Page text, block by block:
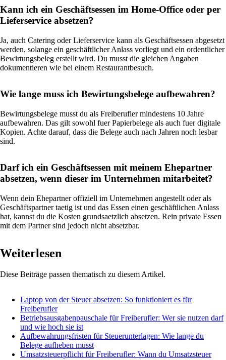
Kann ich ein Geschäftsessen im Home-Office oder per
Lieferservice absetzen?
Ja, auch Catering oder Lieferservice kann als Geschäftsessen abgesetzt
werden, solange ein geschäftlicher Anlass vorliegt und ein ordentlicher
Bewirtungsbeleg erstellt wird. Du musst die gleichen Angaben
dokumentieren wie bei einem Restaurantbesuch.
Wie lange muss ich Bewirtungsbelege aufbewahren?
Bewirtungsbelege musst du als Freiberufler mindestens 10 Jahre
aufbewahren. Das gilt sowohl fuer Papierbelege als auch fuer digitale
Kopien. Achte darauf, dass die Belege auch nach Jahren noch lesbar
sind.
Darf ich ein Geschäftsessen mit meinem Ehepartner
absetzen, wenn dieser im Unternehmen mitarbeitet?
Wenn dein Ehepartner offiziell im Unternehmen angestellt oder als
Geschäftspartner taetig ist und das Essen einen geschäftlichen Anlass
hat, kannst du die Kosten grundsaetzlich absetzen. Rein private Essen
mit dem Partner sind jedoch nicht absetzbar.
Weiterlesen
Diese Beiträge passen thematisch zu diesem Artikel.
Laptop von der Steuer absetzen: So funktioniert es für
Freiberufler
Betriebsausgabenpauschale für Freiberufler: Wer sie nutzen darf
und wie hoch sie ist
Aufbewahrungsfristen für Steuerunterlagen: Wie lange du
Belege aufheben musst
Umsatzsteuerpflicht für Freiberufler: Wann du Umsatzsteuer